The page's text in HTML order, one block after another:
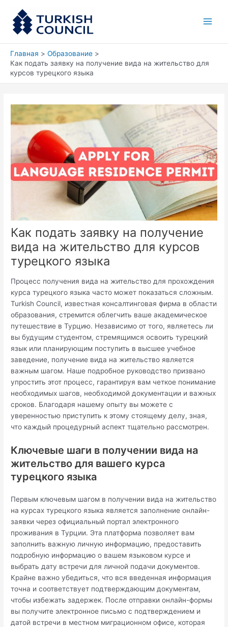
содержимому
Главная
Образование
Как подать заявку на получение вида на жительство для
курсов турецкого языка
Как подать заявку на получение
вида на жительство для курсов
турецкого языка
Процесс получения вида на жительство для прохождения
курса турецкого языка часто может показаться сложным.
Turkish Council, известная консалтинговая фирма в области
образования, стремится облегчить ваше академическое
путешествие в Турцию. Независимо от того, являетесь ли
вы будущим студентом, стремящимся освоить турецкий
язык или планирующим поступить в высшее учебное
заведение, получение вида на жительство является
важным шагом. Наше подробное руководство призвано
упростить этот процесс, гарантируя вам четкое понимание
необходимых шагов, необходимой документации и важных
сроков. Благодаря нашему опыту вы можете с
уверенностью приступить к этому стоящему делу, зная,
что каждый процедурный аспект тщательно рассмотрен.
Ключевые шаги в получении вида на
жительство для вашего курса
турецкого языка
Первым ключевым шагом в получении вида на жительство
на курсах турецкого языка является заполнение онлайн-
заявки через официальный портал электронного
проживания в Турции. Эта платформа позволяет вам
заполнить важную личную информацию, предоставить
подробную информацию о вашем языковом курсе и
выбрать дату встречи для личной подачи документов.
Крайне важно убедиться, что вся введенная информация
точна и соответствует подтверждающим документам,
чтобы избежать задержек. После отправки онлайн-формы
вы получите электронное письмо с подтверждением и
датой встречи в местном миграционном офисе, которая